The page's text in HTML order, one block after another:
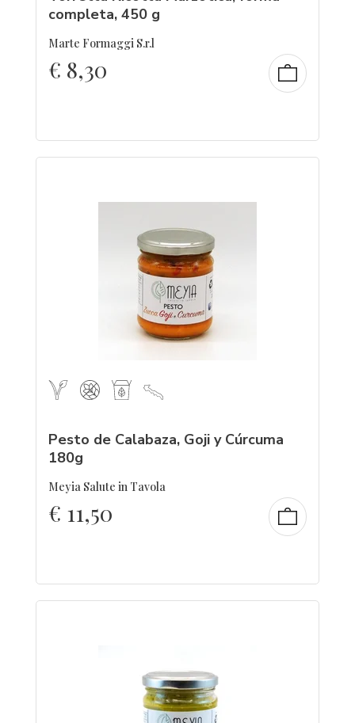
completa, 450 g
Marte Formaggi S.r.l
€ 8,30
Pesto de Calabaza, Goji y Cúrcuma
180g
Meyia Salute in Tavola
€ 11,50